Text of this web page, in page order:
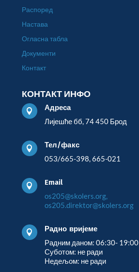
Распоред
Настава
Огласна табла
Документи
Контакт
КОНТАКТ ИНФО

Адреса
Лијешће бб, 74 450 Брод

Тел/факс
053/665-398, 665-021

Email
os205@skolers.org,
os205.direktor@skolers.org

Радно вријеме
Радним даном: 06:30- 19:00
Суботом: не ради
Недељом: не ради